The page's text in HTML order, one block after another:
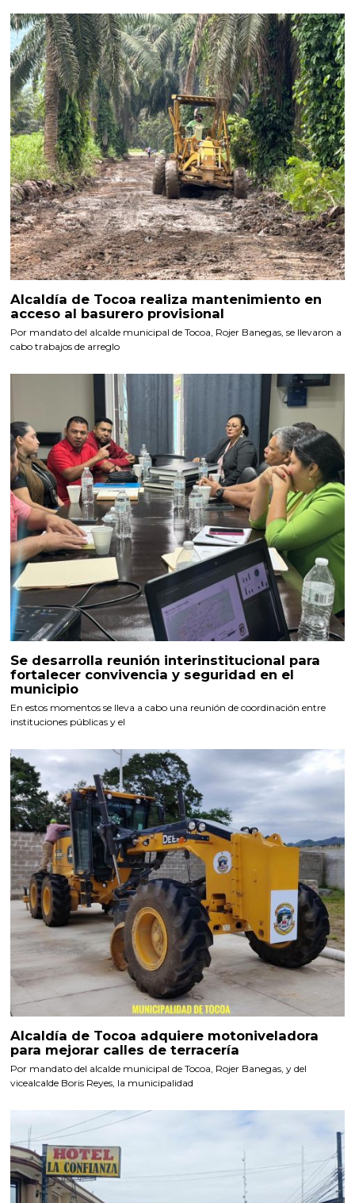
Alcaldía de Tocoa realiza mantenimiento en
acceso al basurero provisional
Por mandato del alcalde municipal de Tocoa, Rojer Banegas, se llevaron a
cabo trabajos de arreglo
Se desarrolla reunión interinstitucional para
fortalecer convivencia y seguridad en el
municipio
En estos momentos se lleva a cabo una reunión de coordinación entre
instituciones públicas y el
Alcaldía de Tocoa adquiere motoniveladora
para mejorar calles de terracería
Por mandato del alcalde municipal de Tocoa, Rojer Banegas, y del
vicealcalde Boris Reyes, la municipalidad